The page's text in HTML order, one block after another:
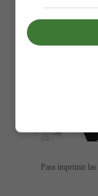
Para imprimir las